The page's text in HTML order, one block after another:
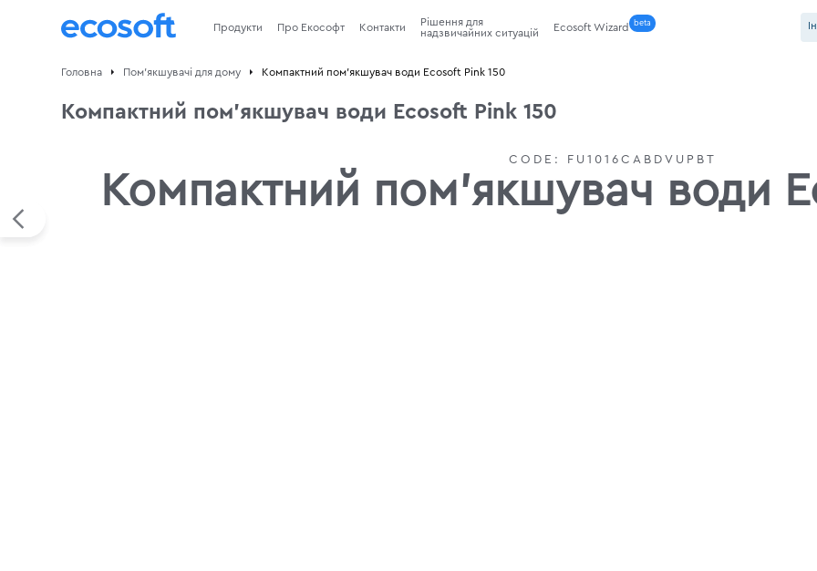
Продукти Про Екософт Контакти
Рішення для
надзвичайних ситуацій
Ecosoft Wizard beta
Головна Пом'якшувачі для дому Компактний пом'якшувач води Ecosoft Pink 150
Компактний пом'якшувач води Ecosoft Pink 150
CODE: FU1016CABDVUPBT
Компактний пом'якшувач води